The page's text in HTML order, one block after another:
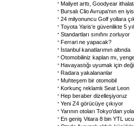
Maliyet arttı, Goodyear
Bursalı Clio Avrupa'nın en
24 milyonuncu Golf yollara
Toyota Yaris'e güvenlikte 5
Standartları sınıfını zorluyor
Ferrari ne yapacak?
İstanbul kanatlarımın altında
Otomobiliniz kaplan mı,
Havayastığı uyumak için
Radara yakalananlar
Muhteşem bir otomobil
Korkunç reklamlı Seat Leon
Hep beraber dizelleşiyoruz
Yeni Z4 görücüye çıkıyor
Yarının otoları Tokyo'dan yola
En geniş Vitara 8 bin YTL